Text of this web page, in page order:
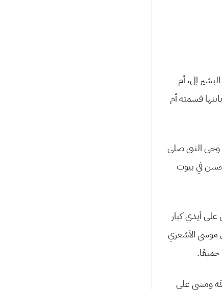
إل، أم
فسمته أم
وحي النبي صلى
في بيوت
أيدي كبار
موسى الأشعري
ومشي على